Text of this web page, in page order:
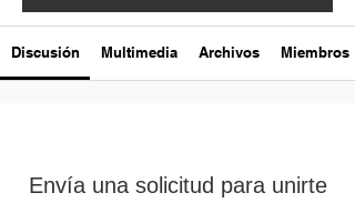
Discusión Multimedia Archivos Miembros
Envía una solicitud para unirte